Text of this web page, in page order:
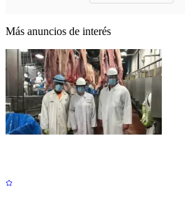
Más anuncios de interés